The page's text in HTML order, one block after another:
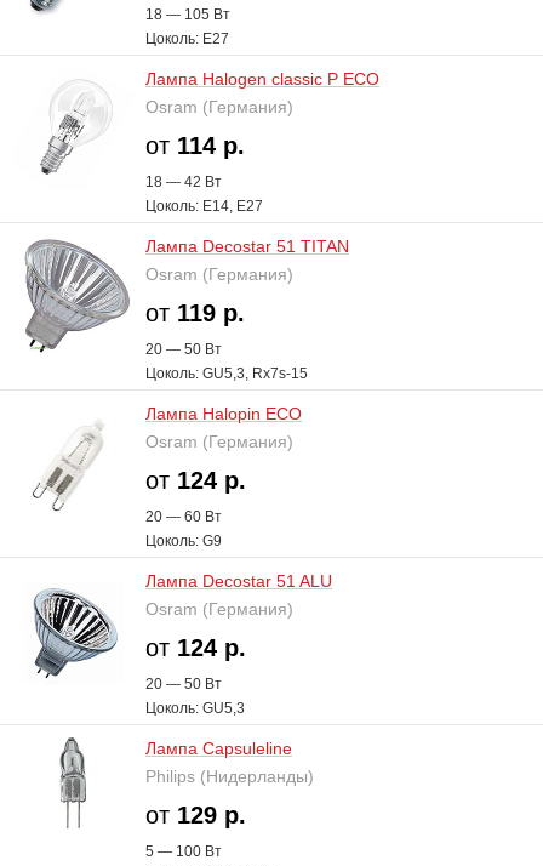
18 — 105 Вт
Цоколь: E27
Лампа Halogen classic P ECO
Osram (Германия)
от 114 р.
18 — 42 Вт
Цоколь: E14, E27
Лампа Decostar 51 TITAN
Osram (Германия)
от 119 р.
20 — 50 Вт
Цоколь: GU5,3, Rx7s-15
Лампа Halopin ECO
Osram (Германия)
от 124 р.
20 — 60 Вт
Цоколь: G9
Лампа Decostar 51 ALU
Osram (Германия)
от 124 р.
20 — 50 Вт
Цоколь: GU5,3
Лампа Capsuleline
Philips (Нидерланды)
от 129 р.
5 — 100 Вт